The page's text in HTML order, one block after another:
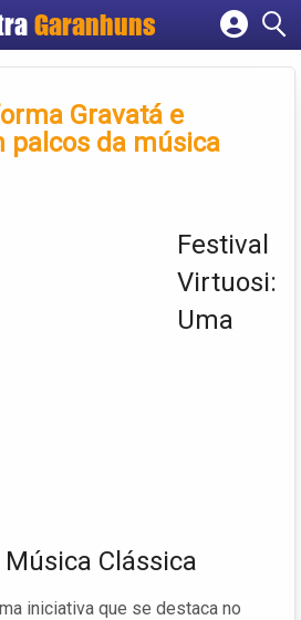
Garanhuns
Cadastrar empresa
Criar conta
Gravatá e
palcos da música
Festival
Virtuosi:
Uma
Clássica
iniciativa que se destaca no